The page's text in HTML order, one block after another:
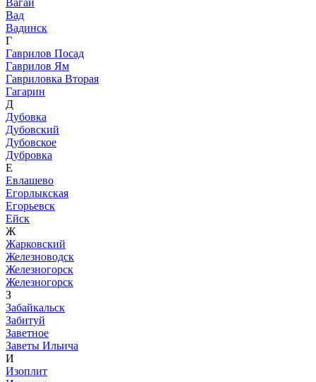
Вад
Вадинск
Г
Гаврилов Посад
Гаврилов Ям
Гавриловка Вторая
Гагарин
Д
Дубовка
Дубовский
Дубовское
Дубровка
Е
Евлашево
Егорлыкская
Егорьевск
Ейск
Ж
Жарковский
Железноводск
Железногорск
Железногорск
З
Забайкальск
Забитуй
Заветное
Заветы Ильича
И
Изоплит